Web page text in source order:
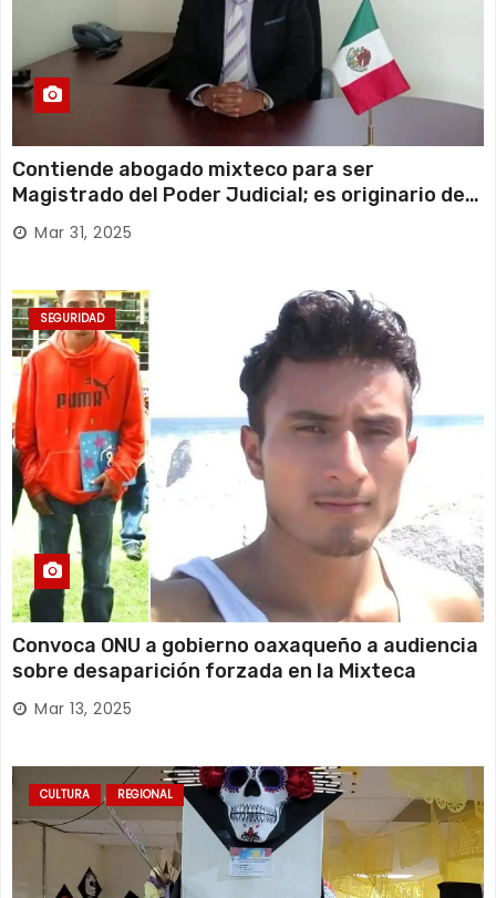
Contiende abogado mixteco para ser
Magistrado del Poder Judicial; es originario de
Huajuapan de León
Mar 31, 2025
SEGURIDAD
Convoca ONU a gobierno oaxaqueño a audiencia
sobre desaparición forzada en la Mixteca
Mar 13, 2025
CULTURA REGIONAL